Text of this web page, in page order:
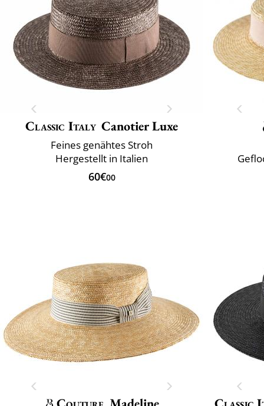
Classic Italy Canotier Luxe
Feines genähtes Stroh
Hergestellt in Italien
60€00